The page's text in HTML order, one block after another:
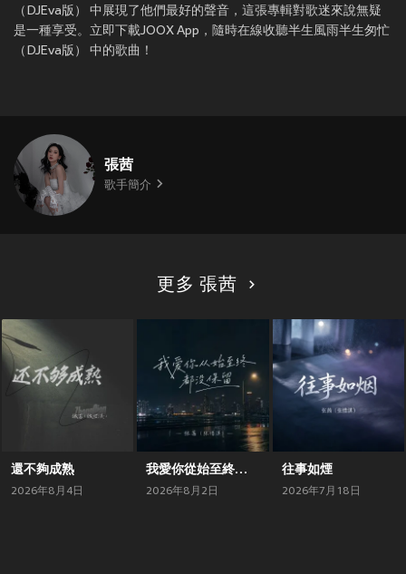
（DJEva版） 中展現了他們最好的聲音，這張專輯對歌迷來說無疑
是一種享受。立即下載JOOX App，隨時在線收聽半生風雨半生匆忙
（DJEva版） 中的歌曲！
張茜
歌手簡介
更多 張茜
還不夠成熟
2026年8月4日
我愛你從始至終都沒保留
2026年8月2日
往事如煙
2026年7月18日